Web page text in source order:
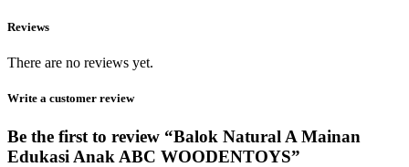
Reviews
There are no reviews yet.
Write a customer review
Be the first to review “Balok Natural A Mainan
Edukasi Anak ABC WOODENTOYS”